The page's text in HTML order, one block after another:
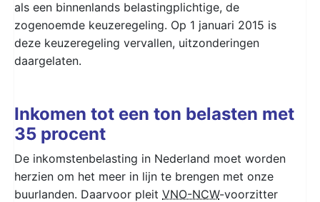
als een binnenlands belastingplichtige, de
zogenoemde keuzeregeling. Op 1 januari 2015 is
deze keuzeregeling vervallen, uitzonderingen
daargelaten.
Inkomen tot een ton belasten met
35 procent
De inkomstenbelasting in Nederland moet worden
herzien om het meer in lijn te brengen met onze
buurlanden. Daarvoor pleit VNO-NCW-voorzitter